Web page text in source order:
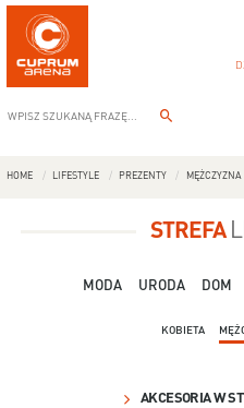
HOME LIFESTYLE PREZENTY MĘŻCZYZNA
STREFA
MODA URODA DOM
KOBIETA
AKCESORIA W